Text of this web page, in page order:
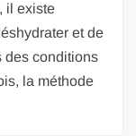
il existe
et de
des conditions
la méthode